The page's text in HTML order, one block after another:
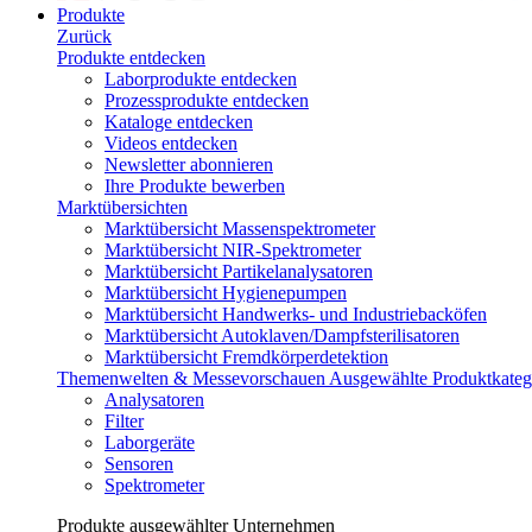
Produkte
Zurück
Produkte entdecken
Laborprodukte entdecken
Prozessprodukte entdecken
Kataloge entdecken
Videos entdecken
Newsletter abonnieren
Ihre Produkte bewerben
Marktübersichten
Marktübersicht Massenspektrometer
Marktübersicht NIR-Spektrometer
Marktübersicht Partikelanalysatoren
Marktübersicht Hygienepumpen
Marktübersicht Handwerks- und Industriebacköfen
Marktübersicht Autoklaven/Dampfsterilisatoren
Marktübersicht Fremdkörperdetektion
Themenwelten & Messevorschauen Ausgewählte
Analysatoren
Filter
Laborgeräte
Sensoren
Spektrometer
Produkte ausgewählter Unternehmen